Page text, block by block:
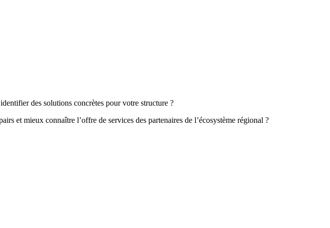
des solutions concrètes pour votre structure ?
et mieux connaître l’offre de services des partenaires de l’écosystème régional ?